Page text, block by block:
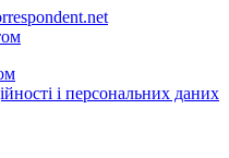
і персональних даних